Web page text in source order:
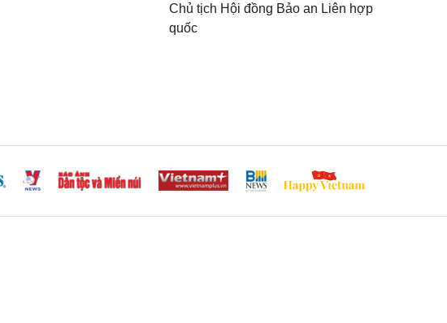
Chủ tịch Hội đồng Bảo an Liên hợp
quốc